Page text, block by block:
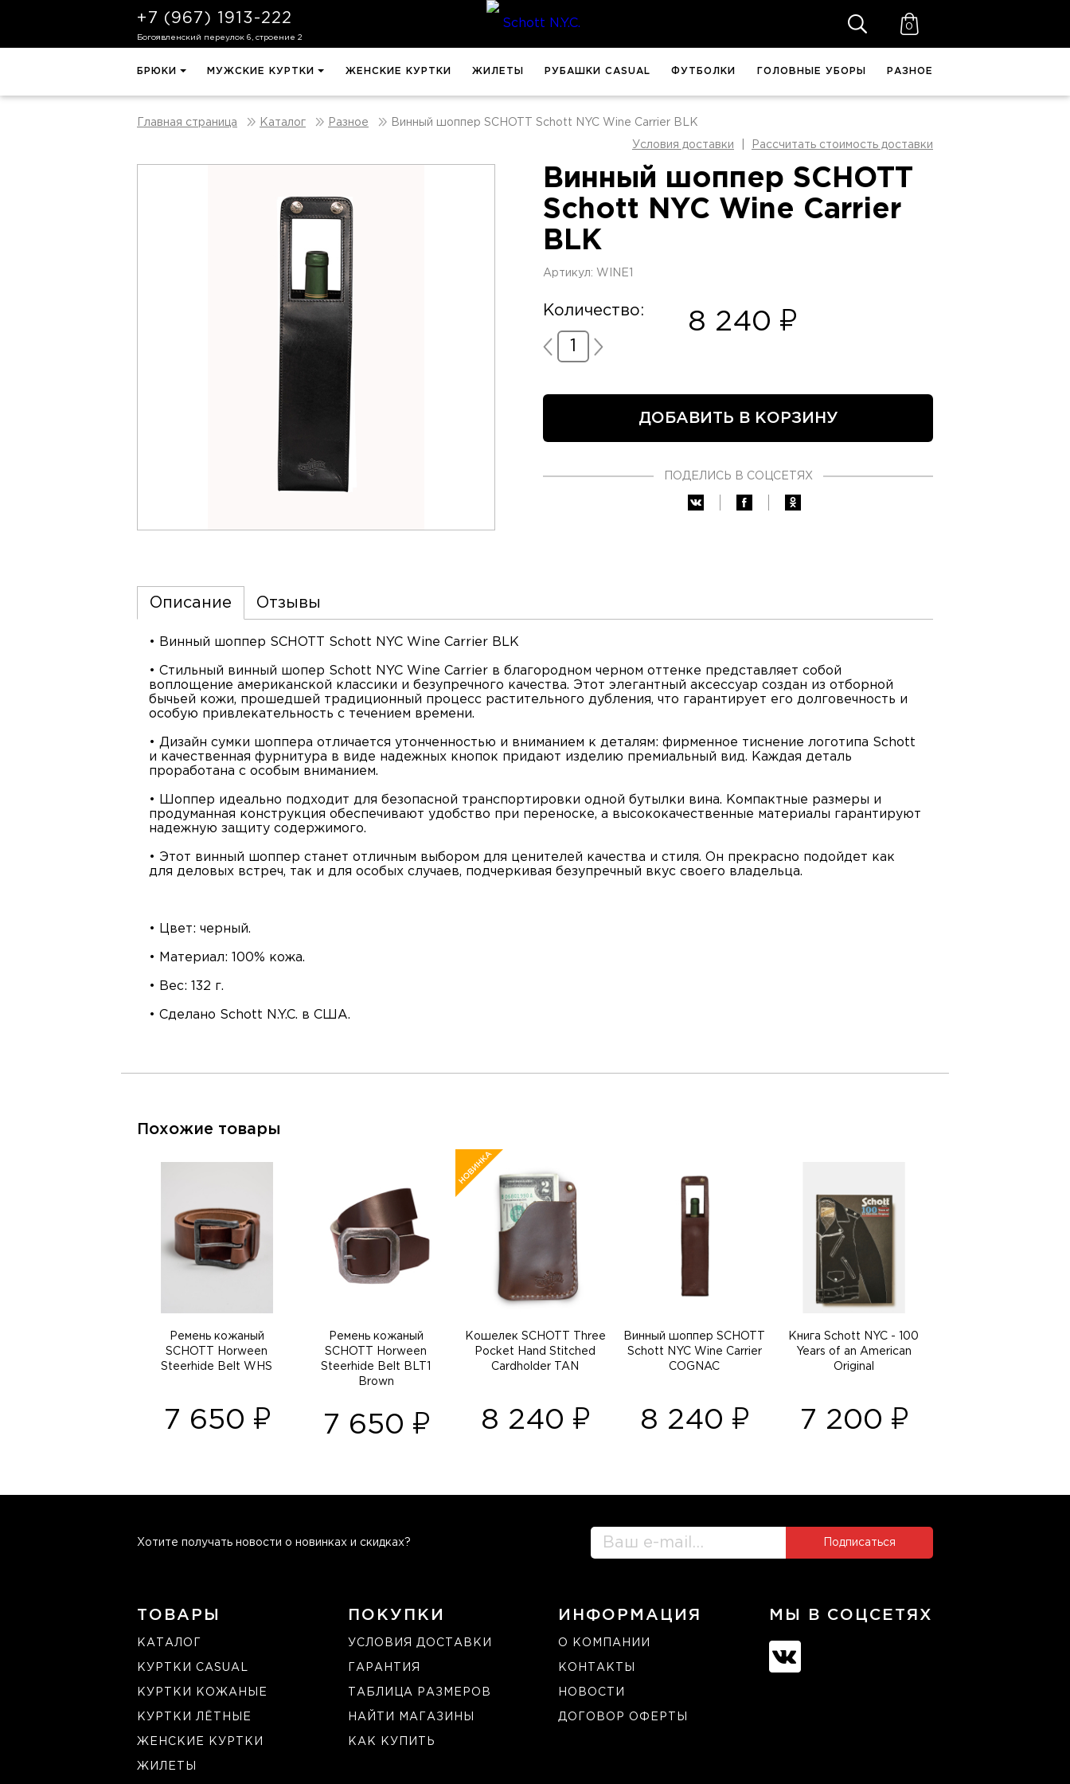
+7 (967) 1913-222
Богоявленский переулок 6, строение 2
0
БРЮКИ МУЖСКИЕ КУРТКИ ЖЕНСКИЕ КУРТКИ ЖИЛЕТЫ РУБАШКИ CASUAL ФУТБОЛКИ ГОЛОВНЫЕ УБОРЫ РАЗНОЕ
Главная страница Каталог Разное Винный шоппер SCHOTT Schott NYC Wine Carrier BLK
Условия доставки Рассчитать стоимость доставки
Винный шоппер SCHOTT
Schott NYC Wine Carrier
BLK
Артикул: WINE1
Количество: 8 240
ДОБАВИТЬ В КОРЗИНУ
ПОДЕЛИСЬ В СОЦСЕТЯХ
Описание Отзывы
• Винный шоппер SCHOTT Schott NYC Wine Carrier BLK
• Стильный винный шопер Schott NYC Wine Carrier в благородном черном оттенке представляет собой
воплощение американской классики и безупречного качества. Этот элегантный аксессуар создан из отборной
бычьей кожи, прошедшей традиционный процесс растительного дубления, что гарантирует его долговечность и
особую привлекательность с течением времени.
• Дизайн сумки шоппера отличается утонченностью и вниманием к деталям: фирменное тиснение логотипа Schott
и качественная фурнитура в виде надежных кнопок придают изделию премиальный вид. Каждая деталь
проработана с особым вниманием.
• Шоппер идеально подходит для безопасной транспортировки одной бутылки вина. Компактные размеры и
продуманная конструкция обеспечивают удобство при переноске, а высококачественные материалы гарантируют
надежную защиту содержимого.
• Этот винный шоппер станет отличным выбором для ценителей качества и стиля. Он прекрасно подойдет как
для деловых встреч, так и для особых случаев, подчеркивая безупречный вкус своего владельца.
• Цвет: черный.
• Материал: 100% кожа.
• Вес: 132 г.
• Сделано Schott N.Y.C. в США.
Похожие товары
Ремень кожаный
SCHOTT Horween
Steerhide Belt WHS
7 650
Ремень кожаный
SCHOTT Horween
Steerhide Belt BLT1
Brown
7 650
Кошелек SCHOTT Three
Pocket Hand Stitched
Cardholder TAN
8 240
Винный шоппер SCHOTT
Schott NYC Wine Carrier
COGNAC
8 240
Книга Schott NYC - 100
Years of an American
Original
7 200
Хотите получать новости о новинках и скидках?
ТОВАРЫ
КАТАЛОГ
КУРТКИ CASUAL
КУРТКИ КОЖАНЫЕ
КУРТКИ ЛЁТНЫЕ
ЖЕНСКИЕ КУРТКИ
ЖИЛЕТЫ
ПОКУПКИ
УСЛОВИЯ ДОСТАВКИ
ГАРАНТИЯ
ТАБЛИЦА РАЗМЕРОВ
НАЙТИ МАГАЗИНЫ
КАК КУПИТЬ
ИНФОРМАЦИЯ
О КОМПАНИИ
КОНТАКТЫ
НОВОСТИ
ДОГОВОР ОФЕРТЫ
МЫ В СОЦСЕТЯХ